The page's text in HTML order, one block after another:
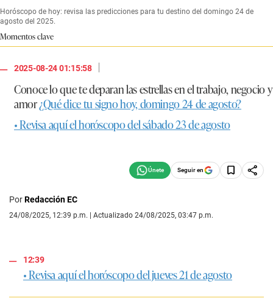
Horóscopo de hoy: revisa las predicciones para tu destino del domingo 24 de
agosto del 2025.
Momentos clave
2025-08-24 01:15:58
|
Conoce lo que te deparan las estrellas en el trabajo, negocio y
amor¿Qué dice tu signo hoy, domingo 24 de agosto?
• Revisa aquí el horóscopo del sábado 23 de agosto
Seguir en
PorRedacción EC
24/08/2025, 12:39 p.m. | Actualizado 24/08/2025, 03:47 p.m.
12:39
• Revisa aquí el horóscopo del jueves 21 de agosto